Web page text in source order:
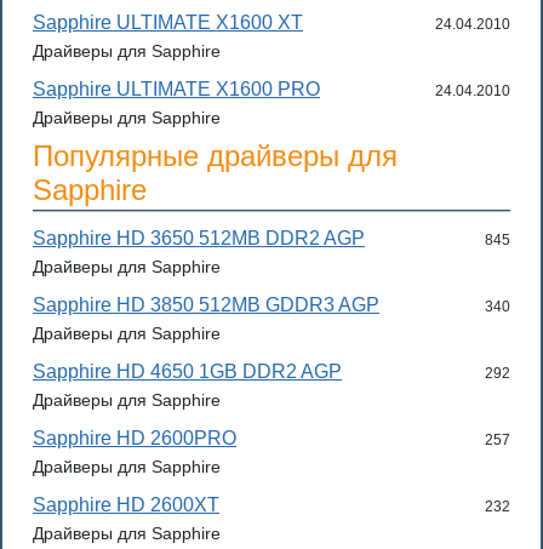
Sapphire ULTIMATE X1600 XT 24.04.2010
Драйверы для Sapphire
Sapphire ULTIMATE X1600 PRO 24.04.2010
Драйверы для Sapphire
Популярные драйверы для
Sapphire
Sapphire HD 3650 512MB DDR2 AGP 845
Драйверы для Sapphire
Sapphire HD 3850 512MB GDDR3 AGP 340
Драйверы для Sapphire
Sapphire HD 4650 1GB DDR2 AGP 292
Драйверы для Sapphire
Sapphire HD 2600PRO 257
Драйверы для Sapphire
Sapphire HD 2600XT 232
Драйверы для Sapphire